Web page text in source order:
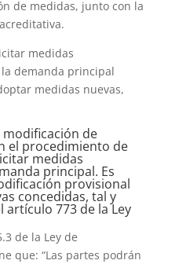
de medidas, junto con la
medidas
demanda principal
medidas nuevas,
de
el procedimiento de
medidas
principal. Es
provisional
concedidas, tal y
artículo 773 de la Ley
de la Ley de
que: “Las partes podrán